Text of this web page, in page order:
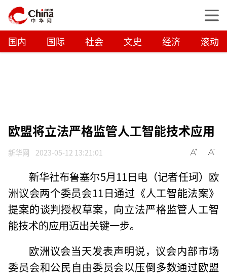
国内 国际 社会 文史 经济 滚动
欧盟将立法严格监管人工智能技术应用
新华网 2023-05-12 13:21:01
新华社布鲁塞尔5月11日电（记者任珂）欧
洲议会两个委员会11日通过《人工智能法案》
提案的谈判授权草案，向立法严格监管人工智
能技术的应用迈出关键一步。
欧洲议会当天发表声明说，议会内部市场
委员会和公民自由委员会以压倒多数通过欧盟